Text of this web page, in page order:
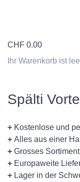
CHF 0.00
Ihr Warenkorb ist
Spälti
+ Kostenlose und
+ Alles aus einer
+ Grosses Sortiment
+ Europaweite
+ Lager in der